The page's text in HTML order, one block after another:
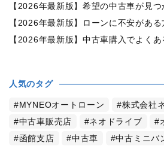
人気のタグ
MYNEOオートローン
株式会社
中古車販売店
ネオドライブ
函館支店
中古車 中古ミニバ